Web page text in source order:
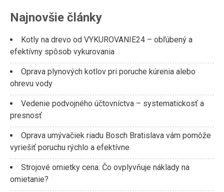
Najnovšie články
Kotly na drevo od VYKUROVANIE24 – obľúbený a
efektívny spôsob vykurovania
Oprava plynových kotlov pri poruche kúrenia alebo
ohrevu vody
Vedenie podvojného účtovníctva – systematickosť a
presnosť
Oprava umývačiek riadu Bosch Bratislava vám pomôže
vyriešiť poruchu rýchlo a efektívne
Strojové omietky cena: Čo ovplyvňuje náklady na
omietanie?